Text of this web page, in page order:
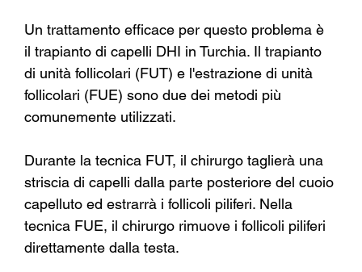
Un trattamento efficace per questo problema è
il trapianto di capelli DHI in Turchia. Il trapianto
di unità follicolari (FUT) e l'estrazione di unità
follicolari (FUE) sono due dei metodi più
comunemente utilizzati.
Durante la tecnica FUT, il chirurgo taglierà una
striscia di capelli dalla parte posteriore del cuoio
capelluto ed estrarrà i follicoli piliferi. Nella
tecnica FUE, il chirurgo rimuove i follicoli piliferi
direttamente dalla testa.